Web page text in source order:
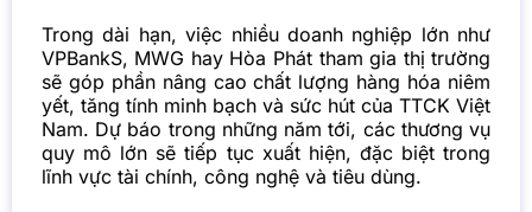
Trong dài hạn, việc nhiều doanh nghiệp lớn như
VPBankS, MWG hay Hòa Phát tham gia thị trường
sẽ góp phần nâng cao chất lượng hàng hóa niêm
yết, tăng tính minh bạch và sức hút của TTCK Việt
Nam. Dự báo trong những năm tới, các thương vụ
quy mô lớn sẽ tiếp tục xuất hiện, đặc biệt trong
lĩnh vực tài chính, công nghệ và tiêu dùng.